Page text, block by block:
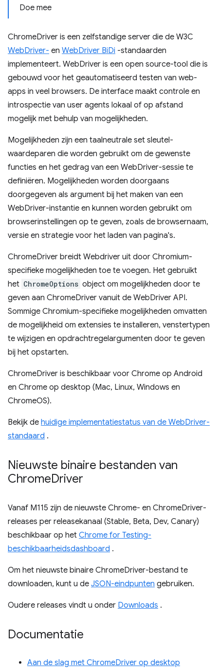
Doe mee
ChromeDriver is een zelfstandige server die de W3C
WebDriver- en WebDriver BiDi -standaarden
implementeert. WebDriver is een open source-tool die is
gebouwd voor het geautomatiseerd testen van web-
apps in veel browsers. De interface maakt controle en
introspectie van user agents lokaal of op afstand
mogelijk met behulp van mogelijkheden.
Mogelijkheden zijn een taalneutrale set sleutel-
waardeparen die worden gebruikt om de gewenste
functies en het gedrag van een WebDriver-sessie te
definiëren. Mogelijkheden worden doorgaans
doorgegeven als argument bij het maken van een
WebDriver-instantie en kunnen worden gebruikt om
browserinstellingen op te geven, zoals de browsernaam,
versie en strategie voor het laden van pagina's.
ChromeDriver breidt Webdriver uit door Chromium-
specifieke mogelijkheden toe te voegen. Het gebruikt
het ChromeOptions object om mogelijkheden door te
geven aan ChromeDriver vanuit de WebDriver API.
Sommige Chromium-specifieke mogelijkheden omvatten
de mogelijkheid om extensies te installeren, venstertypen
te wijzigen en opdrachtregelargumenten door te geven
bij het opstarten.
ChromeDriver is beschikbaar voor Chrome op Android
en Chrome op desktop (Mac, Linux, Windows en
ChromeOS).
Bekijk de huidige implementatiestatus van de WebDriver-
standaard .
Nieuwste binaire bestanden van
ChromeDriver
Vanaf M115 zijn de nieuwste Chrome- en ChromeDriver-
releases per releasekanaal (Stable, Beta, Dev, Canary)
beschikbaar op het Chrome for Testing-
beschikbaarheidsdashboard .
Om het nieuwste binaire ChromeDriver-bestand te
downloaden, kunt u de JSON-eindpunten gebruiken.
Oudere releases vindt u onder Downloads .
Documentatie
Aan de slag met ChromeDriver op desktop